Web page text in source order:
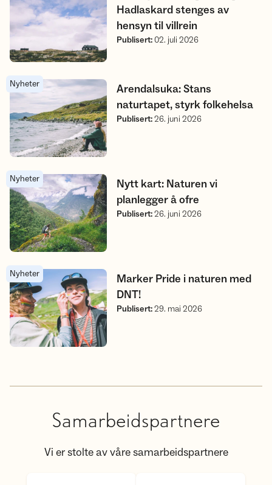
Publisert:02. juli 2026
Hadlaskard stenges av
hensyn til villrein
Arendalsuka: Stans naturtapet, styrk folkehelsa
Nyheter
Publisert:26. juni 2026
Arendalsuka: Stans
naturtapet, styrk folkehelsa
Nytt kart: Naturen vi planlegger å ofre
Nyheter
Publisert:26. juni 2026
Nytt kart: Naturen vi
planlegger å ofre
Marker Pride i naturen med DNT!
Nyheter
Publisert:29. mai 2026
Marker Pride i naturen med
DNT!
Samarbeidspartnere
Vi er stolte av våre samarbeidspartnere